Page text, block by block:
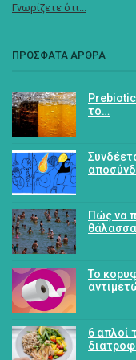
Γνωρίζετε ότι...
ΠΡΟΣΦΑΤΑ ΑΡΘΡΑ
Prebiotic
το…
Πώς να
Το
6 απλοί